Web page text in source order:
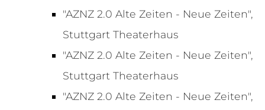
"AZNZ 2.0 Alte Zeiten - Neue Zeiten",
Stuttgart Theaterhaus
"AZNZ 2.0 Alte Zeiten - Neue Zeiten",
Stuttgart Theaterhaus
"AZNZ 2.0 Alte Zeiten - Neue Zeiten",